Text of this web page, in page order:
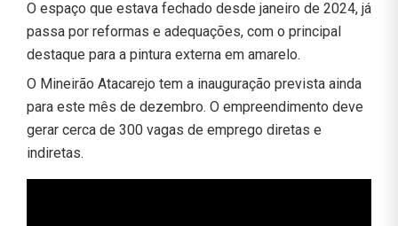
O espaço que estava fechado desde janeiro de 2024, já
passa por reformas e adequações, com o principal
destaque para a pintura externa em amarelo.
O Mineirão Atacarejo tem a inauguração prevista ainda
para este mês de dezembro. O empreendimento deve
gerar cerca de 300 vagas de emprego diretas e
indiretas.